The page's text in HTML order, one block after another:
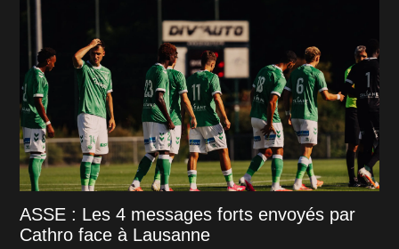
ASSE : Les 4 messages forts envoyés par
Cathro face à Lausanne